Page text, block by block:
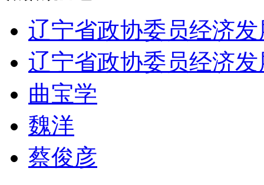
辽宁省政协委员经济
辽宁省政协委员经济
曲宝学
魏洋
蔡俊彦